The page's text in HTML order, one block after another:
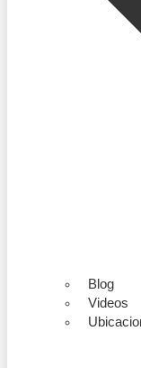
Blog
Videos